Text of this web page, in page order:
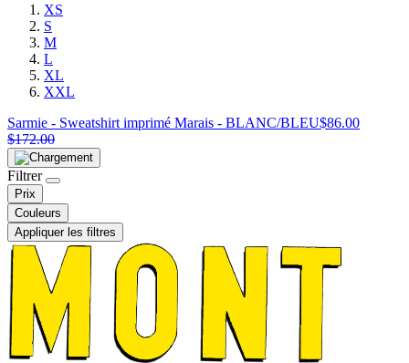
XS
S
M
L
XL
XXL
Sarmie - Sweatshirt imprimé Marais - BLANC/BLEU$86.00
$172.00
Filtrer
Prix
Couleurs
Appliquer les filtres